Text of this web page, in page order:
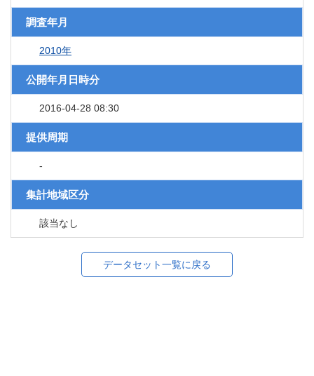
調査年月
2010年
公開年月日時分
2016-04-28 08:30
提供周期
-
集計地域区分
該当なし
データセット一覧に戻る